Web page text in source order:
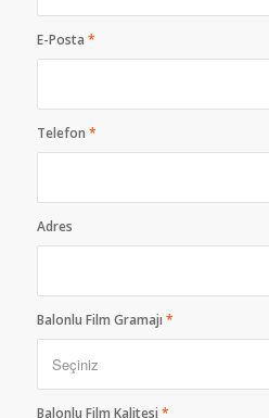
E-Posta *
Telefon *
Adres
Balonlu Film Gramajı *
Balonlu Film Kalitesi *